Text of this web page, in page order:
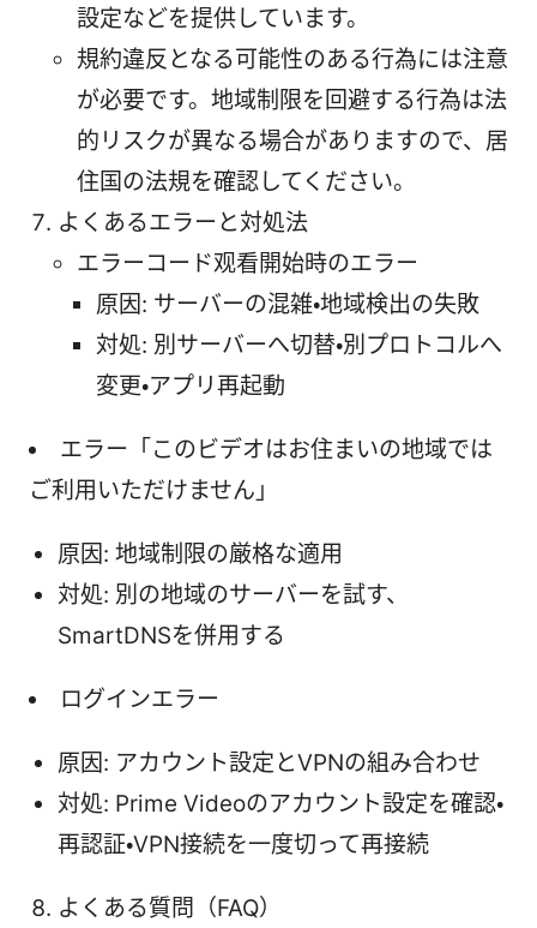
設定などを提供しています。
規約違反となる可能性のある行為には注意
が必要です。地域制限を回避する行為は法
的リスクが異なる場合がありますので、居
住国の法規を確認してください。
よくあるエラーと対処法
エラーコード观看開始時のエラー
原因: サーバーの混雑・地域検出の失敗
対処: 別サーバーへ切替・別プロトコルへ
変更・アプリ再起動
エラー「このビデオはお住まいの地域では
ご利用いただけません」
原因: 地域制限の厳格な適用
対処: 別の地域のサーバーを試す、
SmartDNSを併用する
ログインエラー
原因: アカウント設定とVPNの組み合わせ
対処: Prime Videoのアカウント設定を確認・
再認証・VPN接続を一度切って再接続
よくある質問（FAQ）